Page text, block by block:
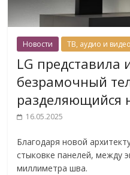
Новости ТВ, аудио и видео
LG
безрамочный
разделяющийся
16.05.2025
Благодаря новой
стыковке панелей, между
миллиметра шва.